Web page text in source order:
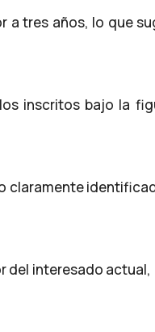
a tres años, lo que
inscritos bajo la
claramente
del interesado actual,